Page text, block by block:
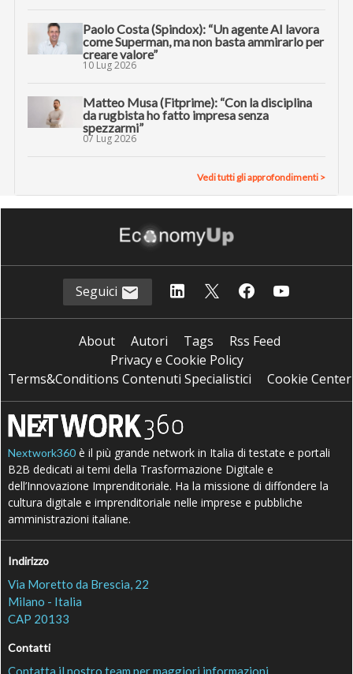
Paolo Costa (Spindox): “Un agente AI lavora
come Superman, ma non basta ammirarlo per
creare valore”
10 Lug 2026
Matteo Musa (Fitprime): “Con la disciplina
da rugbista ho fatto impresa senza
spezzarmi”
07 Lug 2026
Vedi tutti gli approfondimenti >
Seguici
About Autori Tags
Rss Feed
Privacy e Cookie Policy
Terms&Conditions Contenuti Specialistici
Cookie Center
Nextwork360 è il più grande network in Italia di testate e portali
B2B dedicati ai temi della Trasformazione Digitale e
dell’Innovazione Imprenditoriale. Ha la missione di diffondere la
cultura digitale e imprenditoriale nelle imprese e pubbliche
amministrazioni italiane.
Indirizzo
Via Moretto da Brescia, 22
Milano - Italia
CAP 20133
Contatti
Contatta il nostro team per maggiori informazioni